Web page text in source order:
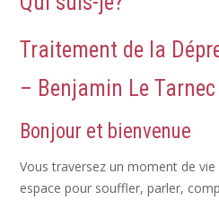
Traitement de la
– Benjamin Le Tarnec
Bonjour et bienvenue
Vous traversez un moment de
espace pour souffler, parler,